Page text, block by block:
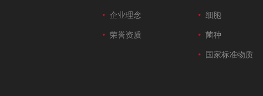
企业理念
荣誉资质
细胞
菌种
国家标准物质